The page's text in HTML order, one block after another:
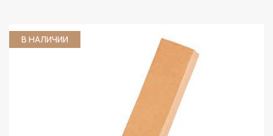
В НАЛИЧИИ